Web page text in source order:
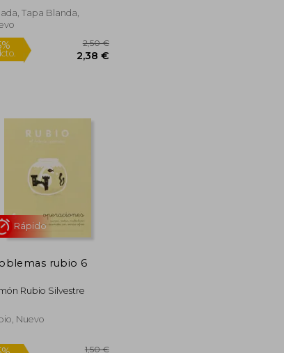
Tapa Blanda,
rubio 6
Rubio Silvestre
Nuevo